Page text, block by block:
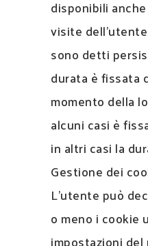
disponibili
visite
sono detti
durata è fissata
momento della
alcuni casi è
in altri casi la
Gestione dei
L’utente può
o meno i cookie